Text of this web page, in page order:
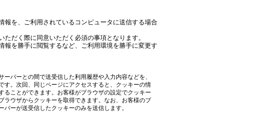
報を、ご利用されているコンピュータに送信する場合
だく際に同意いただく必須の事項となります。
報を勝手に閲覧するなど、ご利用環境を勝手に変更す
バーとの間で送受信した利用履歴や入力内容などを、
。次回、同じページにアクセスすると、クッキーの情
ことができます。お客様がブラウザの設定でクッキー
ウザからクッキーを取得できます。なお、お客様のブ
ーが送受信したクッキーのみを送信します。